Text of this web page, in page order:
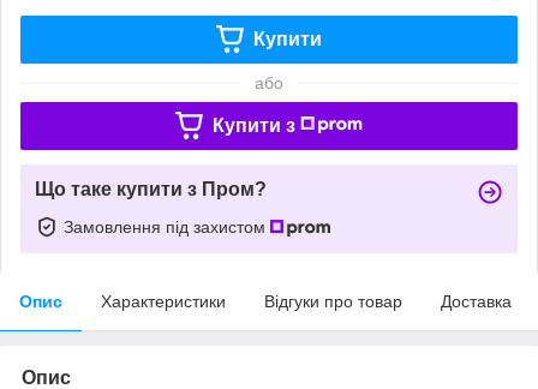
Купити
або
Купити з
Що таке купити з Пром?
Замовлення під захистом
Опис Характеристики Відгуки про товар Доставка
Опис